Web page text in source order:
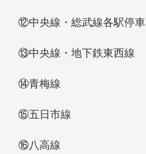
⑫中央線・総武線各駅停車
⑬中央線・地下鉄東西線
⑭青梅線
⑮五日市線
⑯八高線